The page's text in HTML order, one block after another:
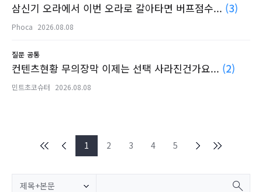
삼신기 오라에서 이번 오라로 갈아타면 버프점수... (3)
Phoca 2026.08.08
질문 공통
컨텐츠현황 무의장막 이제는 선택 사라진건가요... (2)
민트초코슈터 2026.08.08
1 2 3 4 5
제목+본문